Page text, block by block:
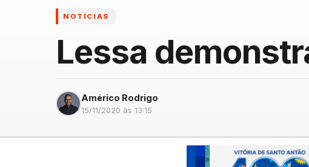
NOTÍCIAS
Lessa
Américo Rodrigo
15/11/2020 às 13:15